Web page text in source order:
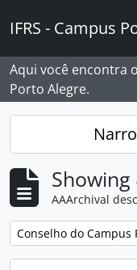
IFRS - Campus
Aqui você encontra
Porto Alegre.
AAArchival
Remove filter:
Conselho do Campus